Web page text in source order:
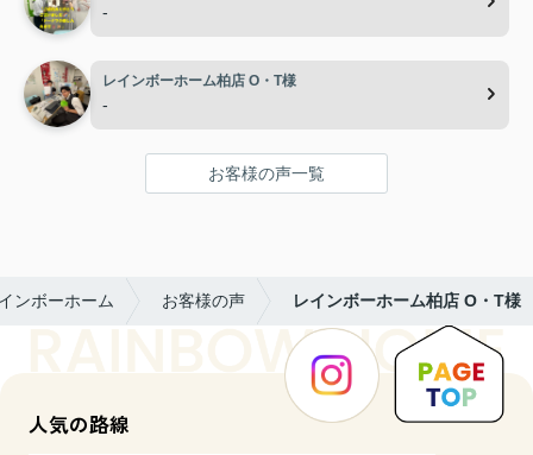
-
レインボーホーム柏店 O・T様
-
お客様の声一覧
ンボーホーム お客様の声 レインボーホーム柏店 O・T様
人気の路線